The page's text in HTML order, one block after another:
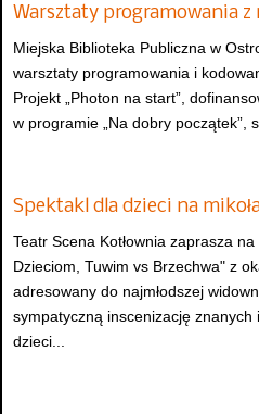
Warsztaty programowania
Miejska Biblioteka Publiczna w
warsztaty programowania i
Projekt „Photon na start”,
w programie „Na dobry początek”,
Spektakl dla dzieci na
Teatr Scena Kotłownia zaprasza
Dzieciom, Tuwim vs Brzechwa" z
adresowany do najmłodszej
sympatyczną inscenizację znanych
dzieci...